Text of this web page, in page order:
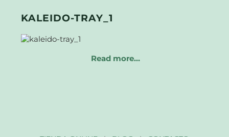
KALEIDO-TRAY_1
Read more…